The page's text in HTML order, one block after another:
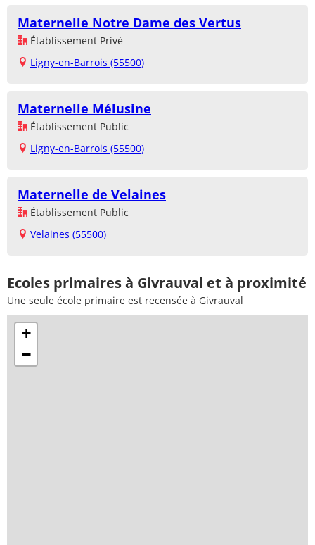
Maternelle Notre Dame des Vertus
Établissement Privé
Ligny-en-Barrois (55500)
Maternelle Mélusine
Établissement Public
Ligny-en-Barrois (55500)
Maternelle de Velaines
Établissement Public
Velaines (55500)
Ecoles primaires à Givrauval et à proximité
Une seule école primaire est recensée à Givrauval
+
−